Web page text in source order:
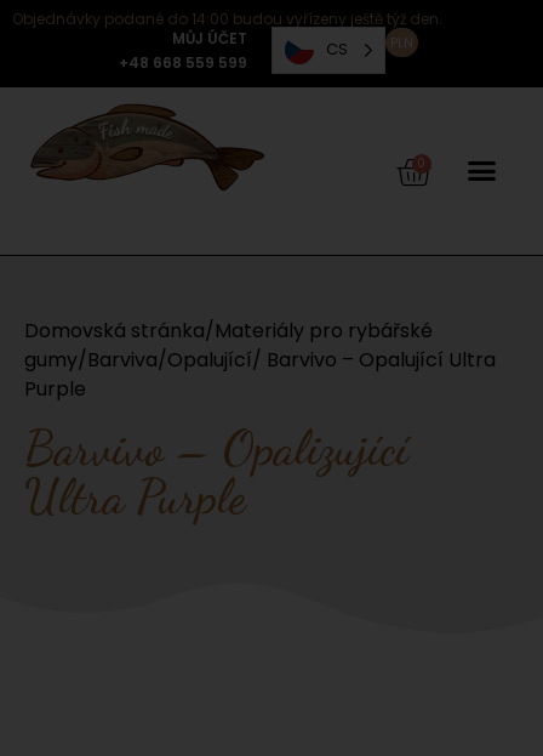
Objednávky podané do 14:00 budou vyřízeny ještě týž den.
MŮJ ÚČET
+48 668 559 599
CS PLN
0
Domovská stránka/Materiály pro rybářské
gumy/Barviva/Opalující/ Barvivo – Opalující Ultra
Purple
Barvivo – Opalizující
Ultra Purple